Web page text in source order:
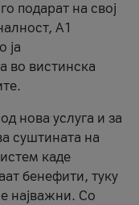
подарат на свој
А1
ја
во вистинска
нова услуга и за
суштината на
каде
бенефити, туку
најважни. Со